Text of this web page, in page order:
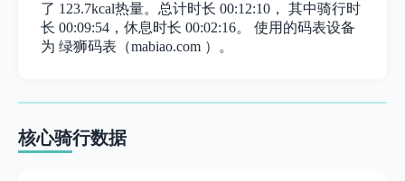
了 123.7kcal热量。总计时长 00:12:10， 其中骑行时
长 00:09:54，休息时长 00:02:16。 使用的码表设备
为 绿狮码表（mabiao.com ）。
核心骑行数据